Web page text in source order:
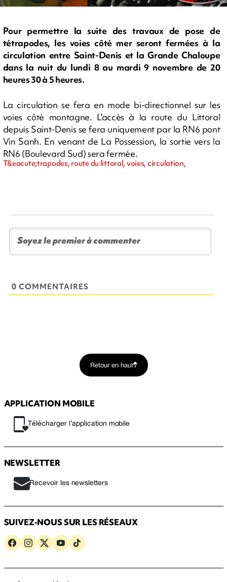
Pour permettre la suite des travaux de pose de
tétrapodes, les voies côté mer seront fermées à la
circulation entre Saint-Denis et la Grande Chaloupe
dans la nuit du lundi 8 au mardi 9 novembre de 20
heures 30 à 5 heures.
La circulation se fera en mode bi-directionnel sur les
voies côté montagne. L'accès à la route du Littoral
depuis Saint-Denis se fera uniquement par la RN6 pont
Vin Sanh. En venant de La Possession, la sortie vers la
RN6 (Boulevard Sud) sera fermée.
T&eacute;trapodes, route du littoral, voies, circulation,
0 COMMENTAIRES
Retour en haut
APPLICATION MOBILE
Télécharger l’application mobile
NEWSLETTER
Recevoir les newsletters
SUIVEZ-NOUS SUR LES RÉSEAUX